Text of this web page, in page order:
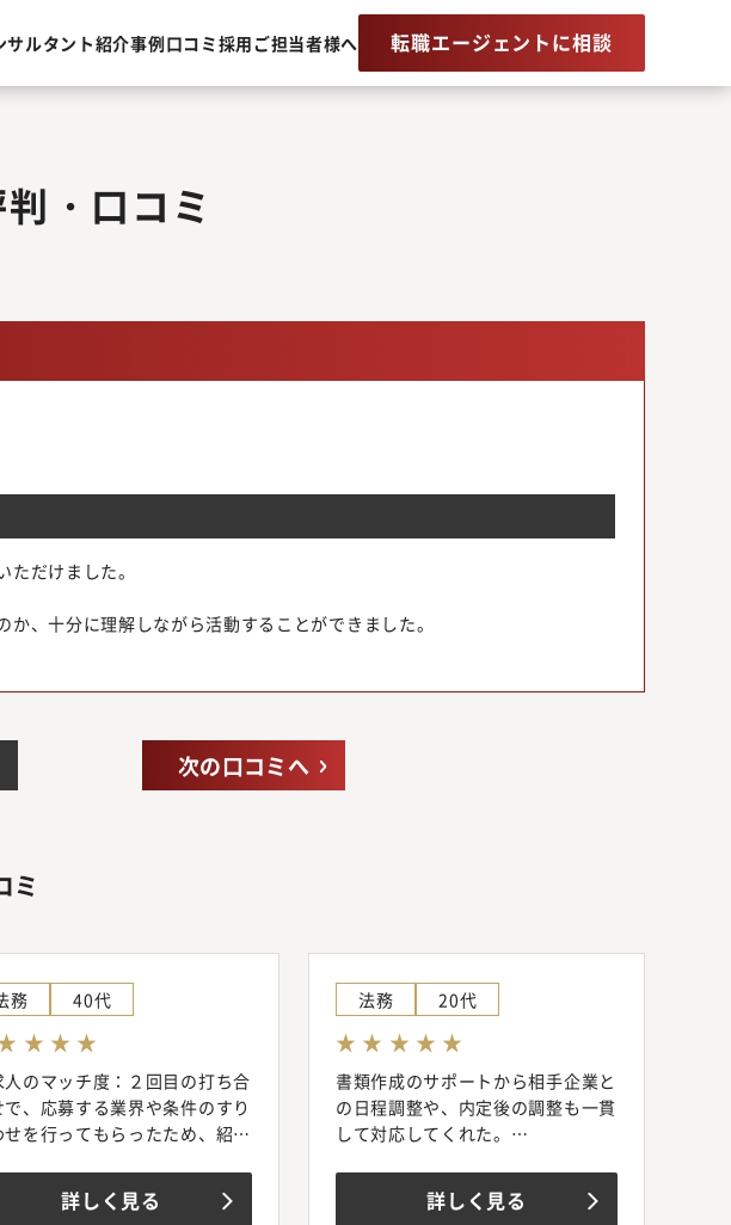
サルタント紹介事例口コミ採用ご担当者様へ 転職エージェントに相談
・口コミ
だけました。
、十分に理解しながら活動することができました。
次の口コミへ
ミ
務 40代
★ ★ ★
人のマッチ度：２回目の打ち合
で、応募する業界や条件のすり
せを行ってもらったため、紹介
高かった
応スピード：面接後や内定後、
詳しく見る
法務 20代
★ ★ ★ ★ ★
書類作成のサポートから相手企業と
の日程調整や、内定後の調整も一貫
して対応してくれた。
も豊富で非常に助けられた。
詳しく見る